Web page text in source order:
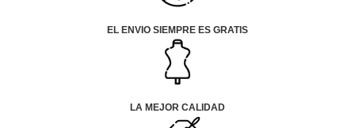
EL ENVIO SIEMPRE ES GRATIS
LA MEJOR CALIDAD